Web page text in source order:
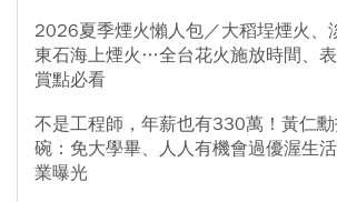
2026夏季煙火懶人包／大稻埕煙火、
東石海上煙火…全台花火施放時間、
賞點必看
不是工程師，年薪也有330萬！黃仁
碗：免大學畢、人人有機會過優渥生
業曝光